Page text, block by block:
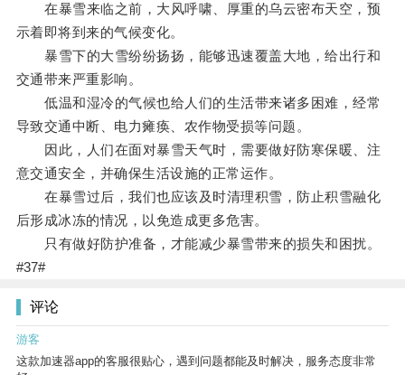
在暴雪来临之前，大风呼啸、厚重的乌云密布天空，预
示着即将到来的气候变化。
暴雪下的大雪纷纷扬扬，能够迅速覆盖大地，给出行和
交通带来严重影响。
低温和湿冷的气候也给人们的生活带来诸多困难，经常
导致交通中断、电力瘫痪、农作物受损等问题。
因此，人们在面对暴雪天气时，需要做好防寒保暖、注
意交通安全，并确保生活设施的正常运作。
在暴雪过后，我们也应该及时清理积雪，防止积雪融化
后形成冰冻的情况，以免造成更多危害。
只有做好防护准备，才能减少暴雪带来的损失和困扰。
#37#
评论
游客
这款加速器app的客服很贴心，遇到问题都能及时解决，服务态度非常